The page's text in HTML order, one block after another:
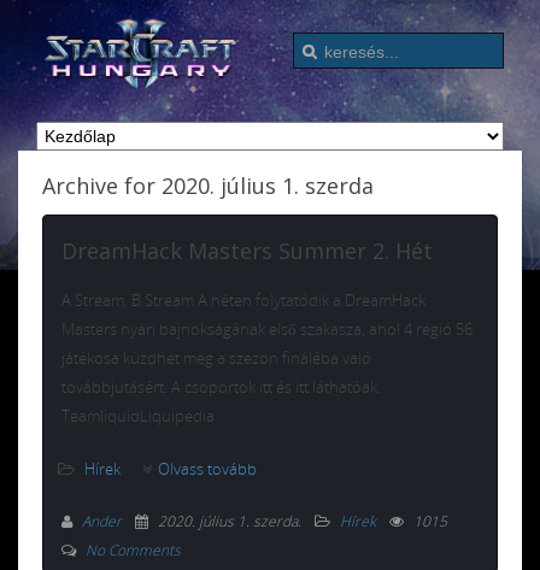
Archive for 2020. július 1. szerda
DreamHack Masters Summer 2. Hét
A Stream, B Stream A héten folytatódik a DreamHack
Masters nyári bajnokságának első szakasza, ahol 4 régió 56
játékosa küzdhet meg a szezon fináléba való
továbbjutásért. A csoportok itt és itt láthatóak.
TeamliquidLiquipedia
Hírek Olvass tovább
Ander 2020. július 1. szerda. Hírek
1015
No Comments